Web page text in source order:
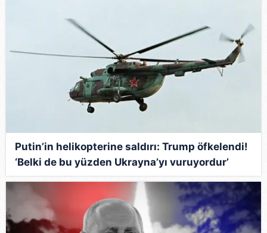
Putin’in helikopterine saldırı: Trump öfkelendi!
‘Belki de bu yüzden Ukrayna’yı vuruyordur’